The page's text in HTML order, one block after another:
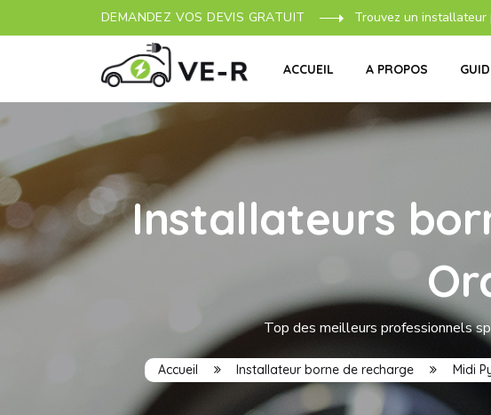
DEMANDEZ VOS DEVIS GRATUIT Trouvez un installateur
ACCUEIL A PROPOS
Installateurs
Top des meilleurs professionnels
Accueil Installateur borne de recharge Midi